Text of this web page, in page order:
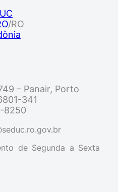
/RO
– Panair, Porto
341
8250
de Segunda a Sexta